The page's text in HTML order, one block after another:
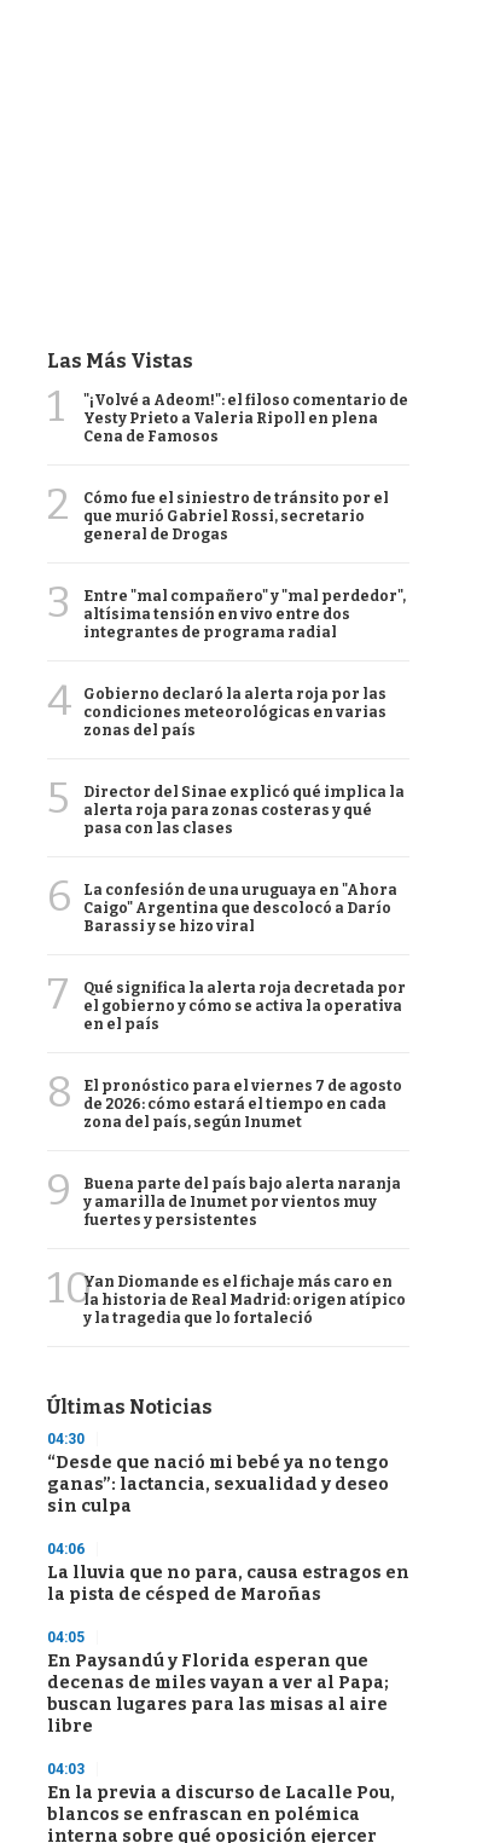
Las Más Vistas
1
"¡Volvé a Adeom!": el filoso comentario de
Yesty Prieto a Valeria Ripoll en plena
Cena de Famosos
2
Cómo fue el siniestro de tránsito por el
que murió Gabriel Rossi, secretario
general de Drogas
3
Entre "mal compañero" y "mal perdedor",
altísima tensión en vivo entre dos
integrantes de programa radial
4
Gobierno declaró la alerta roja por las
condiciones meteorológicas en varias
zonas del país
5
Director del Sinae explicó qué implica la
alerta roja para zonas costeras y qué
pasa con las clases
6
La confesión de una uruguaya en "Ahora
Caigo" Argentina que descolocó a Darío
Barassi y se hizo viral
7
Qué significa la alerta roja decretada por
el gobierno y cómo se activa la operativa
en el país
8
El pronóstico para el viernes 7 de agosto
de 2026: cómo estará el tiempo en cada
zona del país, según Inumet
9
Buena parte del país bajo alerta naranja
y amarilla de Inumet por vientos muy
fuertes y persistentes
10Yan Diomande es el fichaje más caro en
la historia de Real Madrid: origen atípico
y la tragedia que lo fortaleció
Últimas Noticias
04:30
“Desde que nació mi bebé ya no tengo
ganas”: lactancia, sexualidad y deseo
sin culpa
04:06
La lluvia que no para, causa estragos en
la pista de césped de Maroñas
04:05
En Paysandú y Florida esperan que
decenas de miles vayan a ver al Papa;
buscan lugares para las misas al aire
libre
04:03
En la previa a discurso de Lacalle Pou,
blancos se enfrascan en polémica
interna sobre qué oposición ejercer